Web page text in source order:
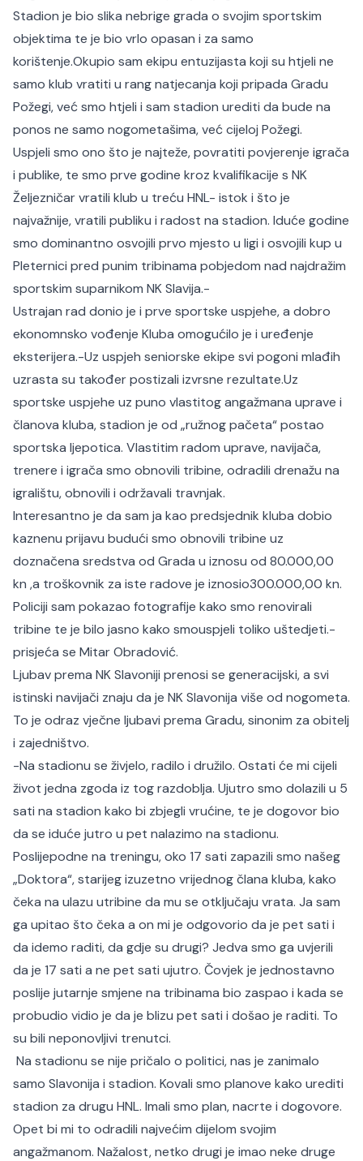
Stadion je bio slika nebrige grada o svojim sportskim
objektima te je bio vrlo opasan i za samo
korištenje.Okupio sam ekipu entuzijasta koji su htjeli ne
samo klub vratiti u rang natjecanja koji pripada Gradu
Požegi, već smo htjeli i sam stadion urediti da bude na
ponos ne samo nogometašima, već cijeloj Požegi.
Uspjeli smo ono što je najteže, povratiti povjerenje igrača
i publike, te smo prve godine kroz kvalifikacije s NK
Željezničar vratili klub u treću HNL- istok i što je
najvažnije, vratili publiku i radost na stadion. Iduće godine
smo dominantno osvojili prvo mjesto u ligi i osvojili kup u
Pleternici pred punim tribinama pobjedom nad najdražim
sportskim suparnikom NK Slavija.-
Ustrajan rad donio je i prve sportske uspjehe, a dobro
ekonomnsko vođenje Kluba omogućilo je i uređenje
eksterijera.-Uz uspjeh seniorske ekipe svi pogoni mlađih
uzrasta su također postizali izvrsne rezultate.Uz
sportske uspjehe uz puno vlastitog angažmana uprave i
članova kluba, stadion je od „ružnog pačeta“ postao
sportska ljepotica. Vlastitim radom uprave, navijača,
trenere i igrača smo obnovili tribine, odradili drenažu na
igralištu, obnovili i održavali travnjak.
Interesantno je da sam ja kao predsjednik kluba dobio
kaznenu prijavu budući smo obnovili tribine uz
doznačena sredstva od Grada u iznosu od 80.000,00
kn ,a troškovnik za iste radove je iznosio300.000,00 kn.
Policiji sam pokazao fotografije kako smo renovirali
tribine te je bilo jasno kako smouspjeli toliko uštedjeti.-
prisjeća se Mitar Obradović.
Ljubav prema NK Slavoniji prenosi se generacijski, a svi
istinski navijači znaju da je NK Slavonija više od nogometa.
To je odraz vječne ljubavi prema Gradu, sinonim za obitelj
i zajedništvo.
-Na stadionu se živjelo, radilo i družilo. Ostati će mi cijeli
život jedna zgoda iz tog razdoblja. Ujutro smo dolazili u 5
sati na stadion kako bi zbjegli vrućine, te je dogovor bio
da se iduće jutro u pet nalazimo na stadionu.
Poslijepodne na treningu, oko 17 sati zapazili smo našeg
„Doktora“, starijeg izuzetno vrijednog člana kluba, kako
čeka na ulazu utribine da mu se otključaju vrata. Ja sam
ga upitao što čeka a on mi je odgovorio da je pet sati i
da idemo raditi, da gdje su drugi? Jedva smo ga uvjerili
da je 17 sati a ne pet sati ujutro. Čovjek je jednostavno
poslije jutarnje smjene na tribinama bio zaspao i kada se
probudio vidio je da je blizu pet sati i došao je raditi. To
su bili neponovljivi trenutci.
Na stadionu se nije pričalo o politici, nas je zanimalo
samo Slavonija i stadion. Kovali smo planove kako urediti
stadion za drugu HNL. Imali smo plan, nacrte i dogovore.
Opet bi mi to odradili najvećim dijelom svojim
angažmanom. Nažalost, netko drugi je imao neke druge